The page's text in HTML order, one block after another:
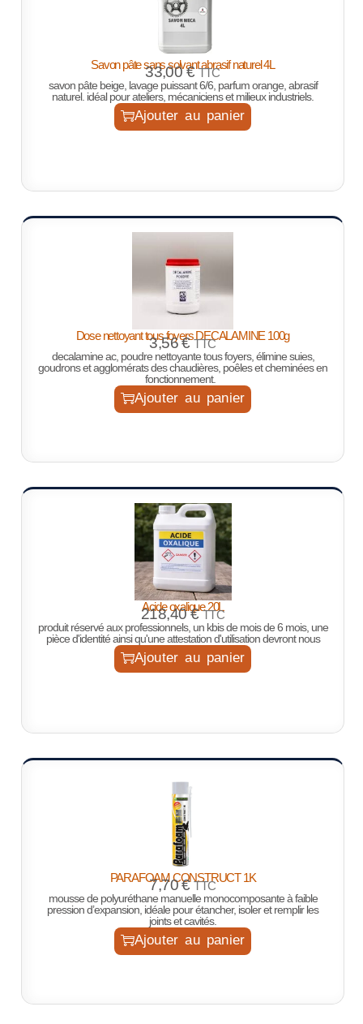
Savon pâte sans solvant abrasif naturel 4L
33,00€ TTC
savon pâte beige, lavage puissant 6/6, parfum orange, abrasif
naturel. idéal pour ateliers, mécaniciens et milieux industriels.
Ajouter au panier
Dose nettoyant tous foyers DECALAMINE 100g
3,56€ TTC
decalamine ac, poudre nettoyante tous foyers, élimine suies,
goudrons et agglomérats des chaudières, poêles et cheminées en
fonctionnement.
Ajouter au panier
Acide oxalique 20L
218,40€ TTC
produit réservé aux professionnels, un kbis de mois de 6 mois, une
pièce d'identité ainsi qu'une attestation d'utilisation devront nous
Ajouter au panier
PARAFOAM CONSTRUCT 1K
7,70€ TTC
mousse de polyuréthane manuelle monocomposante à faible
pression d’expansion, idéale pour étancher, isoler et remplir les
joints et cavités.
Ajouter au panier